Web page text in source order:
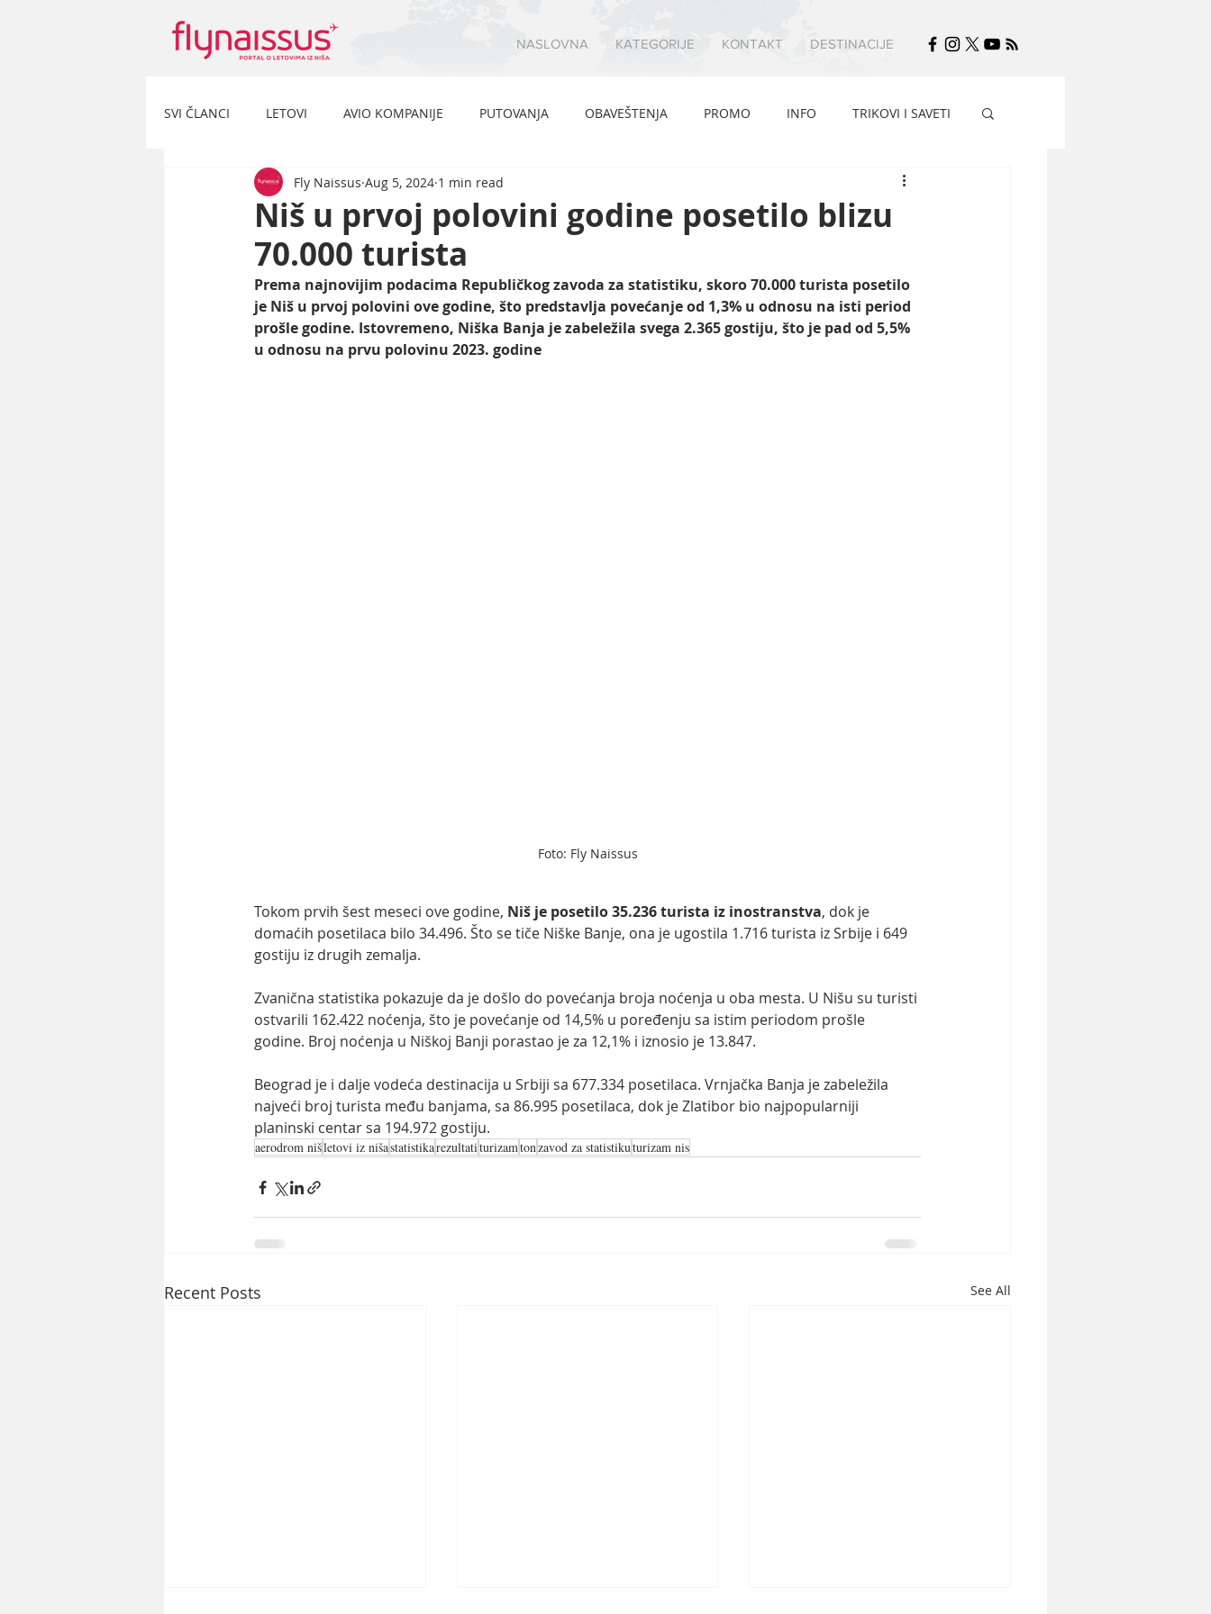
NASLOVNA KATEGORIJE KONTAKT DESTINACIJE
SVI ČLANCI LETOVI AVIO KOMPANIJE PUTOVANJA OBAVEŠTENJA PROMO INFO TRIKOVI I SAVETI
Niš u prvoj polovini godine posetilo blizu
70.000 turista
Fly Naissus Aug 5, 2024 1 min read
Prema najnovijim podacima Republičkog zavoda za statistiku, skoro 70.000 turista posetilo
je Niš u prvoj polovini ove godine, što predstavlja povećanje od 1,3% u odnosu na isti period
prošle godine. Istovremeno, Niška Banja je zabeležila svega 2.365 gostiju, što je pad od 5,5%
u odnosu na prvu polovinu 2023. godine
Foto: Fly Naissus
Tokom prvih šest meseci ove godine, Niš je posetilo 35.236 turista iz inostranstva, dok je
domaćih posetilaca bilo 34.496. Što se tiče Niške Banje, ona je ugostila 1.716 turista iz Srbije i 649
gostiju iz drugih zemalja.
Zvanična statistika pokazuje da je došlo do povećanja broja noćenja u oba mesta. U Nišu su turisti
ostvarili 162.422 noćenja, što je povećanje od 14,5% u poređenju sa istim periodom prošle
godine. Broj noćenja u Niškoj Banji porastao je za 12,1% i iznosio je 13.847.
Beograd je i dalje vodeća destinacija u Srbiji sa 677.334 posetilaca. Vrnjačka Banja je zabeležila
najveći broj turista među banjama, sa 86.995 posetilaca, dok je Zlatibor bio najpopularniji
planinski centar sa 194.972 gostiju.
aerodrom nišletovi iz nišastatistikarezultatiturizamtonzavod za statistikuturizam nis
Recent Posts See All